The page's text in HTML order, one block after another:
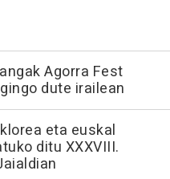
Agorra Fest
dute irailean
eta euskal
ditu XXXVIII.